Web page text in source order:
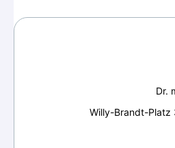
Dr.
Willy-Brandt-Platz